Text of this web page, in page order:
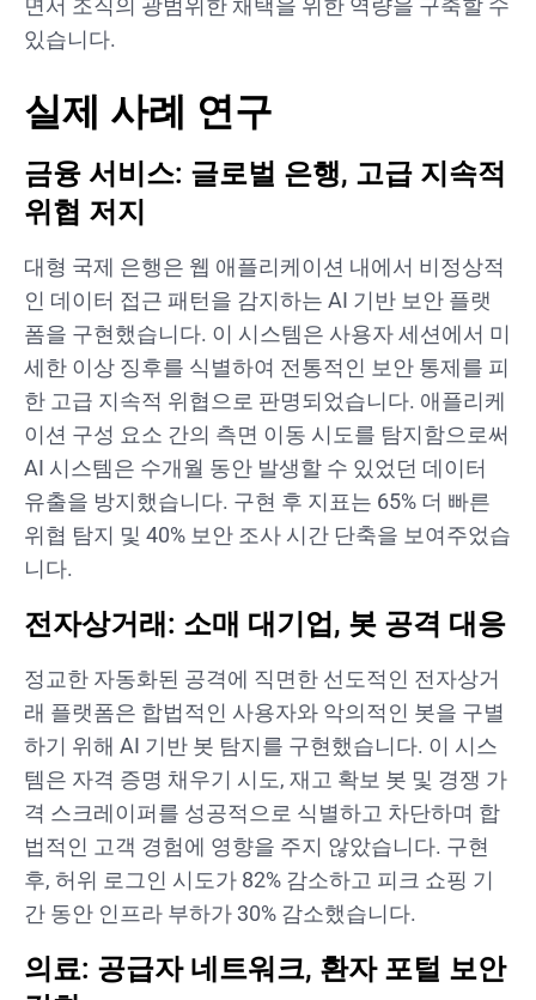
면서 조직의 광범위한 채택을 위한 역량을 구축할 수
있습니다.
실제 사례 연구
금융 서비스: 글로벌 은행, 고급 지속적
위협 저지
대형 국제 은행은 웹 애플리케이션 내에서 비정상적
인 데이터 접근 패턴을 감지하는 AI 기반 보안 플랫
폼을 구현했습니다. 이 시스템은 사용자 세션에서 미
세한 이상 징후를 식별하여 전통적인 보안 통제를 피
한 고급 지속적 위협으로 판명되었습니다. 애플리케
이션 구성 요소 간의 측면 이동 시도를 탐지함으로써
AI 시스템은 수개월 동안 발생할 수 있었던 데이터
유출을 방지했습니다. 구현 후 지표는 65% 더 빠른
위협 탐지 및 40% 보안 조사 시간 단축을 보여주었습
니다.
전자상거래: 소매 대기업, 봇 공격 대응
정교한 자동화된 공격에 직면한 선도적인 전자상거
래 플랫폼은 합법적인 사용자와 악의적인 봇을 구별
하기 위해 AI 기반 봇 탐지를 구현했습니다. 이 시스
템은 자격 증명 채우기 시도, 재고 확보 봇 및 경쟁 가
격 스크레이퍼를 성공적으로 식별하고 차단하며 합
법적인 고객 경험에 영향을 주지 않았습니다. 구현
후, 허위 로그인 시도가 82% 감소하고 피크 쇼핑 기
간 동안 인프라 부하가 30% 감소했습니다.
의료: 공급자 네트워크, 환자 포털 보안